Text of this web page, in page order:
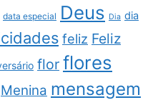
data especial Deus Dia dia
feliz Feliz
flor flores
Menina mensagem